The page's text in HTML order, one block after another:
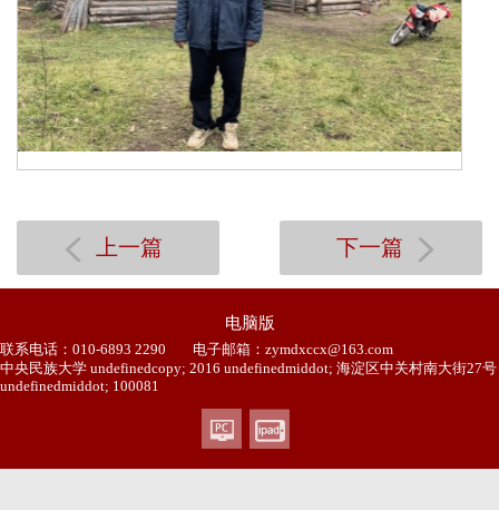
上一篇 下一篇
电脑版
联系电话：010-6893 2290
电子邮箱：zymdxccx@163.com
中央民族大学 undefinedcopy; 2016 undefinedmiddot; 海淀区中关村南大街27号
undefinedmiddot; 100081